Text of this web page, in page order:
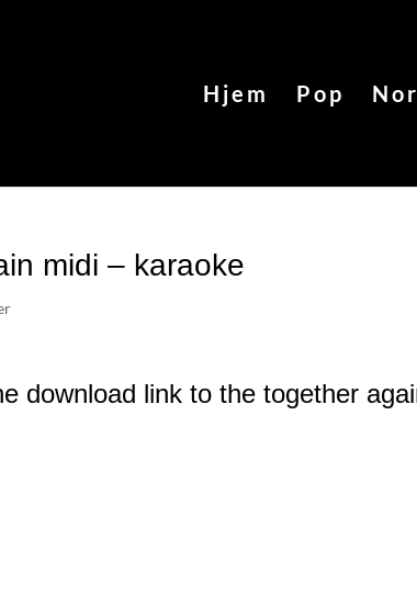
Hjem Pop
midi – karaoke
download link to the together